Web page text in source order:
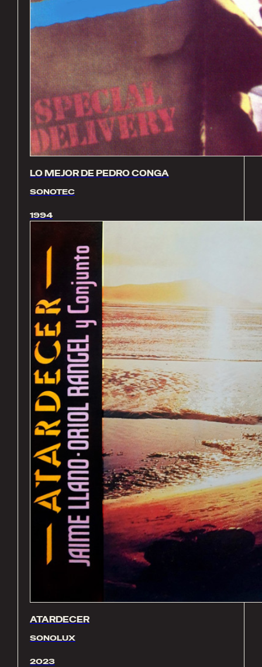
LO MEJOR DE PEDRO CONGA
SONOTEC
1994
ATARDECER
SONOLUX
2023